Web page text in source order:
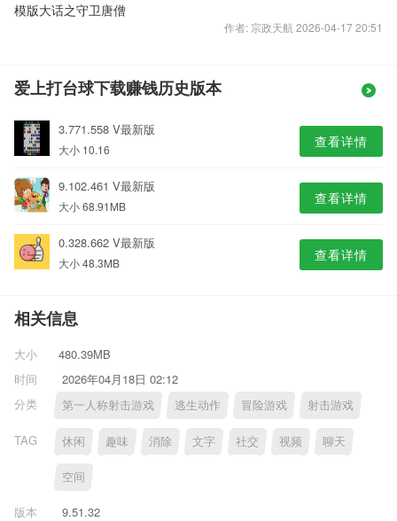
模版大话之守卫唐僧
作者: 宗政天航 2026-04-17 20:51
爱上打台球下载赚钱历史版本
3.771.558 V最新版
大小 10.16 查看详情
9.102.461 V最新版
大小 68.91MB 查看详情
0.328.662 V最新版
大小 48.3MB 查看详情
相关信息
大小
480.39MB
时间
2026年04月18日 02:12
分类
第一人称射击游戏 逃生动作 冒险游戏 射击游戏
TAG 休闲 趣味 消除 文字 社交 视频 聊天
空间
版本
9.51.32